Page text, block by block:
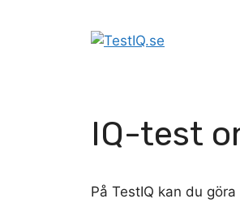
IQ-test
På TestIQ kan du